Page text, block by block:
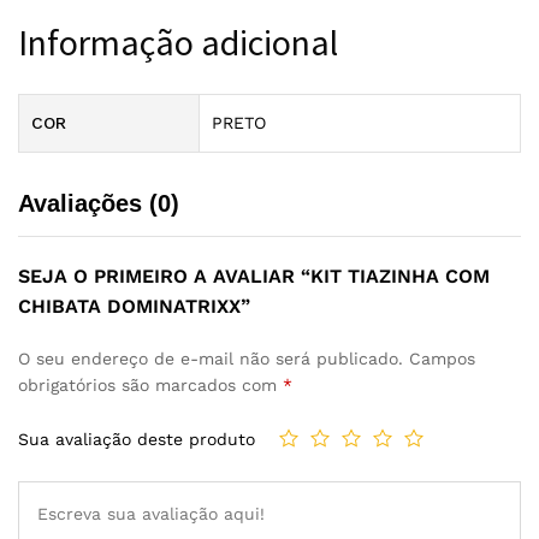
Informação adicional
COR PRETO
Avaliações (0)
SEJA O PRIMEIRO A AVALIAR “KIT TIAZINHA COM
CHIBATA DOMINATRIXX”
O seu endereço de e-mail não será publicado. Campos
obrigatórios são marcados com *
Sua avaliação deste produto